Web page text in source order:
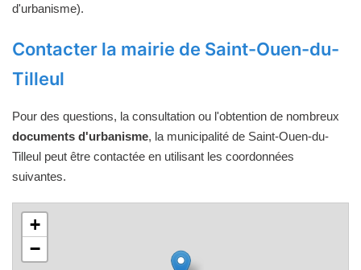
d'urbanisme).
Contacter la mairie de Saint-Ouen-du-
Tilleul
Pour des questions, la consultation ou l'obtention de nombreux
documents d'urbanisme, la municipalité de Saint-Ouen-du-
Tilleul peut être contactée en utilisant les coordonnées
suivantes.
+
−